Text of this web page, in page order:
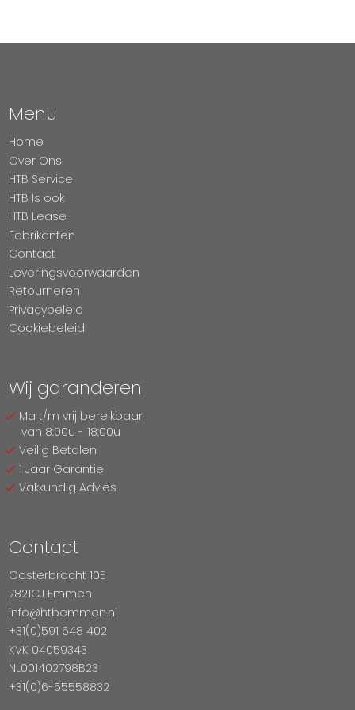
Menu
Home
Over Ons
HTB Service
HTB Is ook
HTB Lease
Fabrikanten
Contact
Leveringsvoorwaarden
Retourneren
Privacybeleid
Cookiebeleid
Wij garanderen
Ma t/m vrij bereikbaar
van 8:00u - 18:00u
Veilig Betalen
1 Jaar Garantie
Vakkundig Advies
Contact
Oosterbracht 10E
7821CJ Emmen
info@htbemmen.nl
+31(0)591 648 402
KVK 04059343
NL001402798B23
+31(0)6-55558832